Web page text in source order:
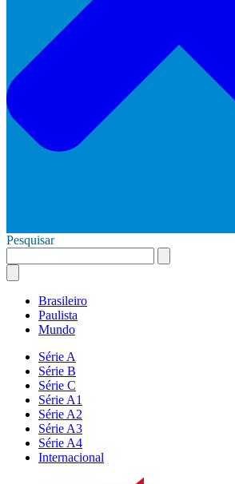
Pesquisar
Brasileiro
Paulista
Mundo
Série A
Série B
Série C
Série A1
Série A2
Série A3
Série A4
Internacional